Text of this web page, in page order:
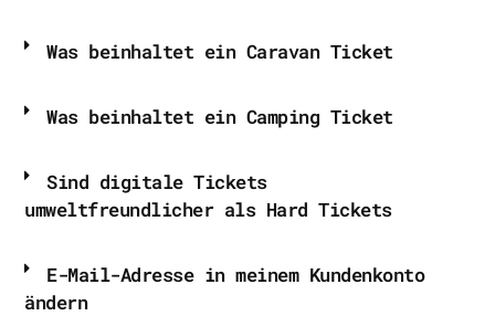
Was beinhaltet ein Caravan Ticket
Was beinhaltet ein Camping Ticket
Sind digitale Tickets
umweltfreundlicher als Hard Tickets
E-Mail-Adresse in meinem Kundenkonto
ändern